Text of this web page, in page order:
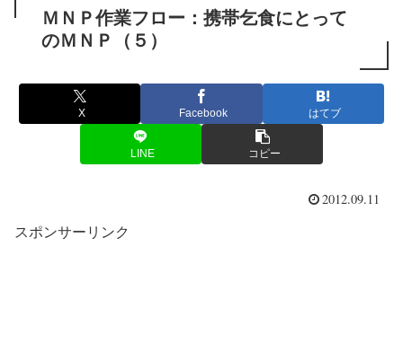
ＭＮＰ作業フロー：携帯乞食にとって
のＭＮＰ（５）
X Facebook はてブ
LINE コピー
2012.09.11
スポンサーリンク